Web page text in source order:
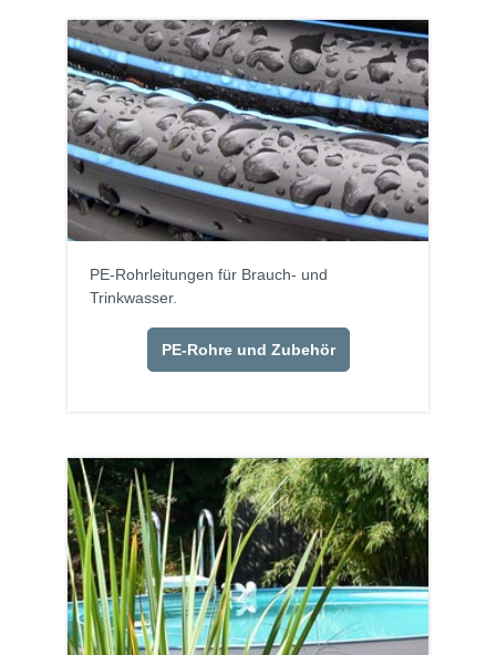
PE-Rohrleitungen für Brauch- und
Trinkwasser.
PE-Rohre und Zubehör